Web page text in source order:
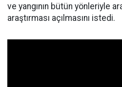
ve yangının bütün yönleriyle
araştırması açılmasını istedi.